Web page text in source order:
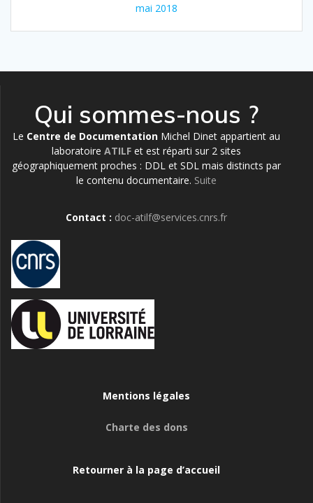
mai 2018
Qui sommes-nous ?
Le Centre de Documentation Michel Dinet appartient au
laboratoire ATILF et est réparti sur 2 sites
géographiquement proches : DDL et SDL mais distincts par
le contenu documentaire. Suite
Contact : doc-atilf@services.cnrs.fr
Mentions légales
Charte des dons
Retourner à la page d’accueil